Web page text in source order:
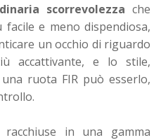
scorrevolezza che
e meno dispendiosa,
un occhio di riguardo
accattivante, e lo stile,
ruota FIR può esserlo,
racchiuse in una gamma